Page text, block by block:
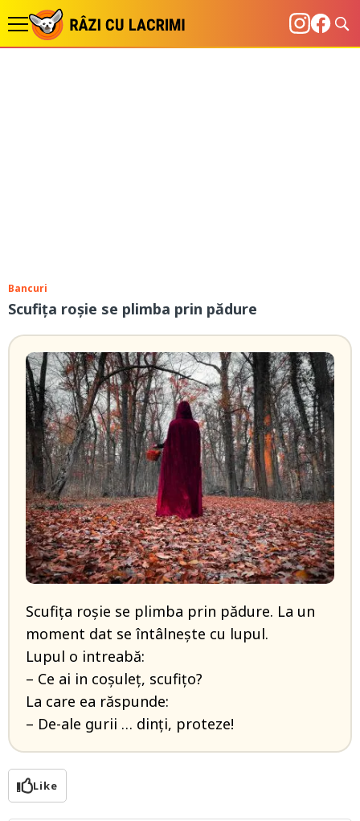
Bancuri
Scufița roșie se plimba prin pădure
Scufița roșie se plimba prin pădure. La un
moment dat se întâlnește cu lupul.
Lupul o intreabă:
– Ce ai in coșuleț, scufițo?
La care ea răspunde:
– De-ale gurii … dinți, proteze!
Like